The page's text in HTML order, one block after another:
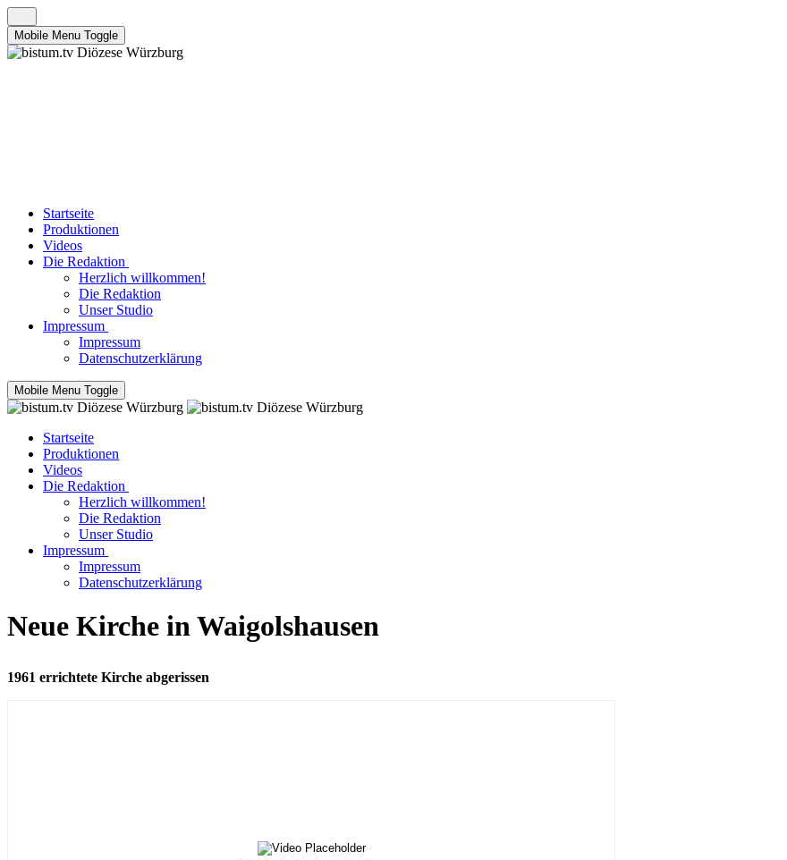
Mobile Menu Toggle
Startseite
Produktionen
Videos
Die Redaktion
Herzlich willkommen!
Die Redaktion
Unser Studio
Impressum
Impressum
Datenschutzerklärung
Mobile Menu Toggle
Startseite
Produktionen
Videos
Die Redaktion
Herzlich willkommen!
Die Redaktion
Unser Studio
Impressum
Impressum
Datenschutzerklärung
Neue Kirche in Waigolshausen
1961 errichtete Kirche abgerissen